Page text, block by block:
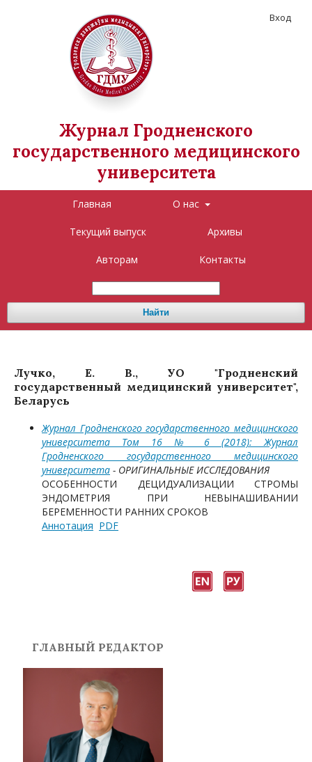
Журнал Гродненского
государственного медицинского
университета
Главная О нас
Текущий выпуск Архивы
Авторам Контакты
Найти
Вход
Лучко, Е. В., УО "Гродненский
государственный медицинский университет",
Беларусь
Журнал Гродненского государственного медицинского
университета Том 16 № 6 (2018): Журнал
Гродненского государственного медицинского
университета - ОРИГИНАЛЬНЫЕ ИССЛЕДОВАНИЯ
ОСОБЕННОСТИ ДЕЦИДУАЛИЗАЦИИ СТРОМЫ
ЭНДОМЕТРИЯ ПРИ НЕВЫНАШИВАНИИ
БЕРЕМЕННОСТИ РАННИХ СРОКОВ
Аннотация PDF
ГЛАВНЫЙ РЕДАКТОР